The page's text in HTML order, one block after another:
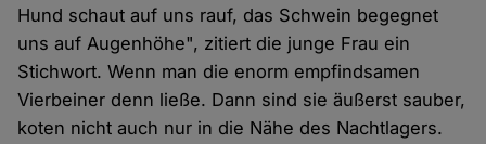
Hund schaut auf uns rauf, das Schwein begegnet
uns auf Augenhöhe", zitiert die junge Frau ein
Stichwort. Wenn man die enorm empfindsamen
Vierbeiner denn ließe. Dann sind sie äußerst sauber,
koten nicht auch nur in die Nähe des Nachtlagers.